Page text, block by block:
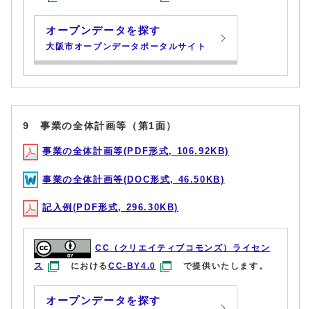
オープンデータを探す
大阪市オープンデータポータルサイト
9 事業の全体計画等（第1面）
事業の全体計画等(PDF形式, 106.92KB)
事業の全体計画等(DOC形式, 46.50KB)
記入例(PDF形式, 296.30KB)
CC（クリエイティブコモンズ）ライセン
ス
におけるCC-BY4.0 で提供いたします。
オープンデータを探す